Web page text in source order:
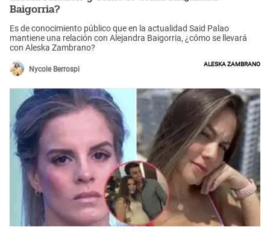
Baigorria?
Es de conocimiento público que en la actualidad Said Palao
mantiene una relación con Alejandra Baigorria, ¿cómo se llevará
con Aleska Zambrano?
Nycole Berrospi
Aleska Zambrano